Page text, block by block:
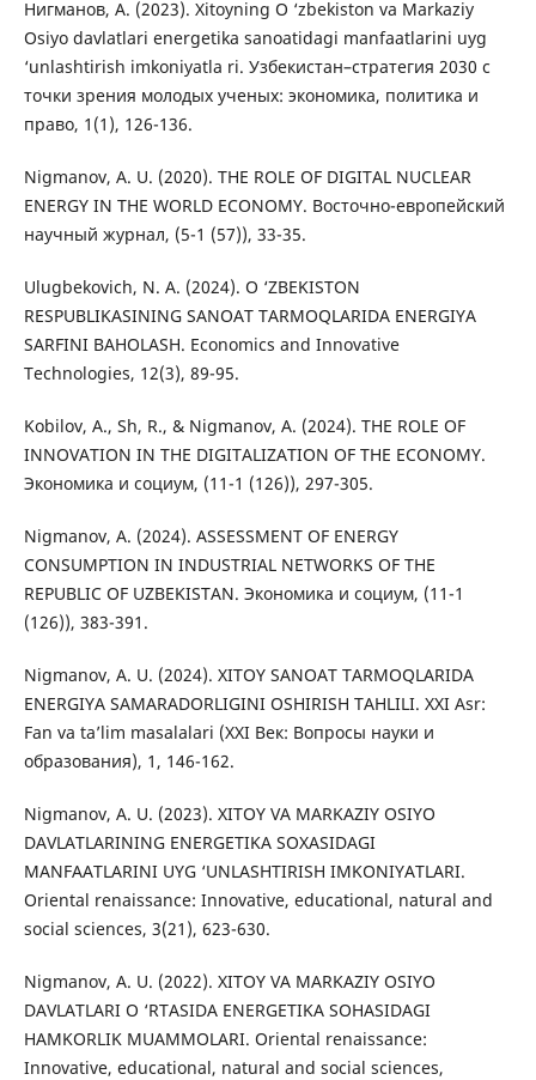
Нигманов, А. (2023). Xitoyning O ‘zbekiston va Markaziy
Osiyo davlatlari energetika sanoatidagi manfaatlarini uyg
‘unlashtirish imkoniyatla ri. Узбекистан–стратегия 2030 с
точки зрения молодых ученых: экономика, политика и
право, 1(1), 126-136.
Nigmanov, A. U. (2020). THE ROLE OF DIGITAL NUCLEAR
ENERGY IN THE WORLD ECONOMY. Восточно-европейский
научный журнал, (5-1 (57)), 33-35.
Ulugbekovich, N. A. (2024). O ‘ZBEKISTON
RESPUBLIKASINING SANOAT TARMOQLARIDA ENERGIYA
SARFINI BAHOLASH. Economics and Innovative
Technologies, 12(3), 89-95.
Kobilov, A., Sh, R., & Nigmanov, A. (2024). THE ROLE OF
INNOVATION IN THE DIGITALIZATION OF THE ECONOMY.
Экономика и социум, (11-1 (126)), 297-305.
Nigmanov, A. (2024). ASSESSMENT OF ENERGY
CONSUMPTION IN INDUSTRIAL NETWORKS OF THE
REPUBLIC OF UZBEKISTAN. Экономика и социум, (11-1
(126)), 383-391.
Nigmanov, A. U. (2024). XITOY SANOAT TARMOQLARIDA
ENERGIYA SAMARADORLIGINI OSHIRISH TAHLILI. XXI Asr:
Fan va ta’lim masalalari (XXI Век: Вопросы науки и
образования), 1, 146-162.
Nigmanov, A. U. (2023). XITOY VA MARKAZIY OSIYO
DAVLATLARINING ENERGETIKA SOXASIDAGI
MANFAATLARINI UYG ‘UNLASHTIRISH IMKONIYATLARI.
Oriental renaissance: Innovative, educational, natural and
social sciences, 3(21), 623-630.
Nigmanov, A. U. (2022). XITOY VA MARKAZIY OSIYO
DAVLATLARI O ‘RTASIDA ENERGETIKA SOHASIDAGI
HAMKORLIK MUAMMOLARI. Oriental renaissance:
Innovative, educational, natural and social sciences,